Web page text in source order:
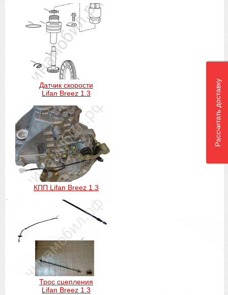
Датчик скорости
Lifan Breez 1.3
КПП Lifan Breez 1.3
Трос сцепления
Lifan Breez 1.3
Рассчитать доставку